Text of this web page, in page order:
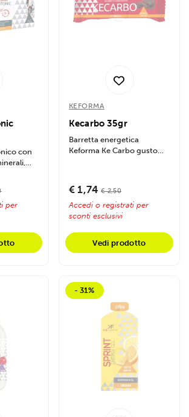
con
per
KEFORMA
Kecarbo 35gr
Barretta energetica
Keforma Ke Carbo gusto
€ 1,74 € 2,50
Accedi o registrati per
sconti esclusivi
Vedi prodotto
- 31%